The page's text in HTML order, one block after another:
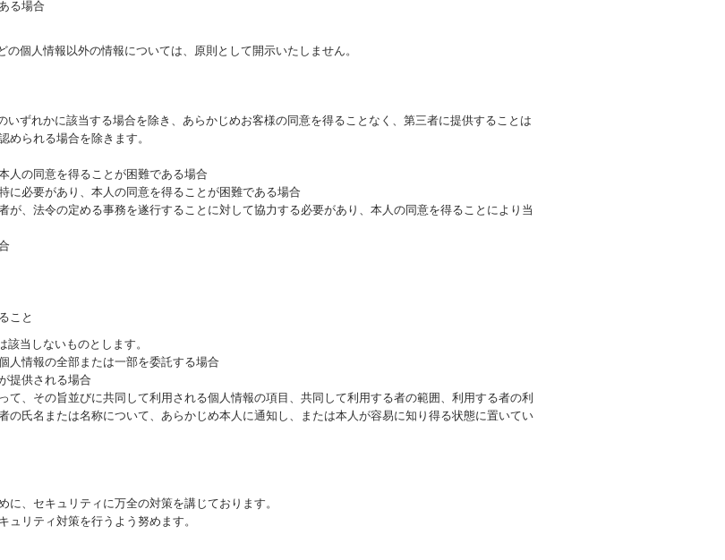
る場合
個人情報以外の情報については、原則として開示いたしません。
ずれかに該当する場合を除き、あらかじめお客様の同意を得ることなく、第三者に提供することは
められる場合を除きます。
人の同意を得ることが困難である場合
に必要があり、本人の同意を得ることが困難である場合
が、法令の定める事務を遂行することに対して協力する必要があり、本人の同意を得ることにより当
こと
当しないものとします。
人情報の全部または一部を委託する場合
提供される場合
、その旨並びに共同して利用される個人情報の項目、共同して利用する者の範囲、利用する者の利
の氏名または名称について、あらかじめ本人に通知し、または本人が容易に知り得る状態に置いてい
、セキュリティに万全の対策を講じております。
ュリティ対策を行うよう努めます。